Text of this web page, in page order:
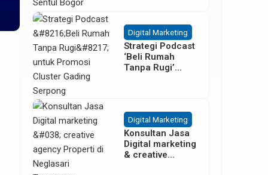
Digital Marketing
Strategi Podcast
‘Beli Rumah
Tanpa Rugi’
Digital Marketing
Konsultan Jasa
Digital marketing
& creative